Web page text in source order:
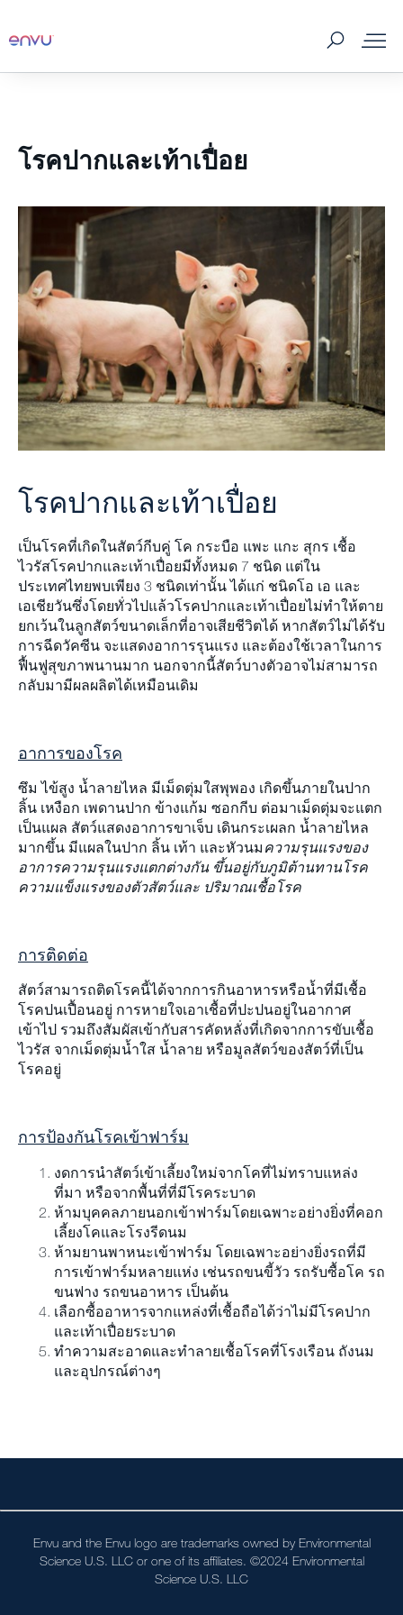
เกี่ยวกับเรา
ติดต่อเรา
จดหมายข่าว
แผนผังเว็บไซต์
ร่วมงานกับเรา
ศัตรูและแมลงพาหะ
สถานที่จัดจำหน่าย
สาระน่ารู้
โรคปากและเท้าเปื่อย
โรคปากและเท้าเปื่อย
เป็นโรคที่เกิดในสัตว์กีบคู่ โค กระบือ แพะ แกะ สุกร เชื้อ
ไวรัสโรคปากและเท้าเปื่อยมีทั้งหมด 7 ชนิด แต่ใน
ประเทศไทยพบเพียง 3 ชนิดเท่านั้น ได้แก่ ชนิดโอ เอ และ
เอเชียวันซึ่งโดยทั่วไปแล้วโรคปากและเท้าเปื่อยไม่ทําให้ตาย
ยกเว้นในลูกสัตว์ขนาดเล็กที่อาจเสียชีวิตได้ หากสัตว์ไม่ได้รับ
การฉีดวัคซีน จะแสดงอาการรุนแรง และต้องใช้เวลาในการ
ฟื้นฟูสุขภาพนานมาก นอกจากนี้สัตว์บางตัวอาจไม่สามารถ
กลับมามีผลผลิตได้เหมือนเดิม
อาการของโรค
ซึม ไข้สูง นํ้าลายไหล มีเม็ดตุ่มใสพุพอง เกิดขึ้นภายในปาก
ลิ้น เหงือก เพดานปาก ข้างแก้ม ซอกกีบ ต่อมาเม็ดตุ่มจะแตก
เป็นแผล สัตว์แสดงอาการขาเจ็บ เดินกระเผลก นํ้าลายไหล
มากขึ้น มีแผลในปาก ลิ้น เท้า และหัวนม ความรุนแรงของ
อาการความรุนแรงแตกต่างกัน ขึ้นอยู่กับภูมิต้านทานโรค
ความแข็งแรงของตัวสัตว์และ ปริมาณเชื้อโรค
การติดต่อ
สัตว์สามารถติดโรคนี้ได้จากการกินอาหารหรือนํ้าที่มีเชื้อ
โรคปนเปื้อนอยู่ การหายใจเอาเชื้อที่ปะปนอยู่ในอากาศ
เข้าไป รวมถึงสัมผัสเข้ากับสารคัดหลั่งที่เกิดจากการขับเชื้อ
ไวรัส จากเม็ดตุ่มน้ำใส น้ำลาย หรือมูลสัตว์ของสัตว์ที่เป็น
โรคอยู่
การป้องกันโรคเข้าฟาร์ม
งดการนําสัตว์เข้าเลี้ยงใหม่จากโคที่ไม่ทราบแหล่ง
ที่มา หรือจากพื้นที่ที่มีโรคระบาด
ห้ามบุคคลภายนอกเข้าฟาร์มโดยเฉพาะอย่างยิ่งที่คอก
เลี้ยงโคและโรงรีดนม
ห้ามยานพาหนะเข้าฟาร์ม โดยเฉพาะอย่างยิ่งรถที่มี
การเข้าฟาร์มหลายแห่ง เช่นรถขนขี้วัว รถรับซื้อโค รถ
ขนฟาง รถขนอาหาร เป็นต้น
เลือกซื้ออาหารจากแหล่งที่เชื้อถือได้ว่าไม่มีโรคปาก
และเท้าเปื่อยระบาด
ทําความสะอาดและทําลายเชื้อโรคที่โรงเรือน ถังนม
และอุปกรณ์ต่างๆ
Envu and the Envu logo are trademarks owned by Environmental
Science U.S. LLC or one of its affiliates. ©2024 Environmental
Science U.S. LLC